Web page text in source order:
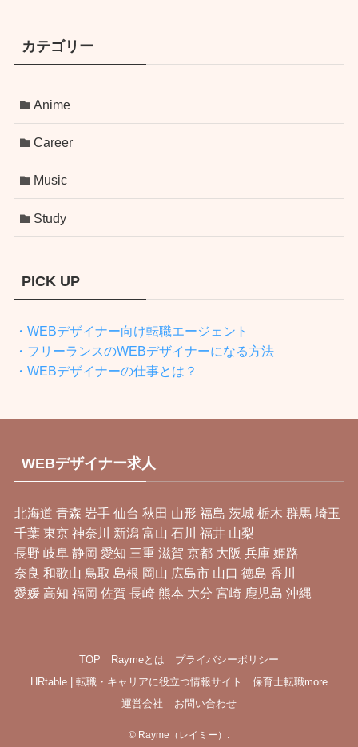
カテゴリー
Anime
Career
Music
Study
PICK UP
・WEBデザイナー向け転職エージェント
・フリーランスのWEBデザイナーになる方法
・WEBデザイナーの仕事とは？
WEBデザイナー求人
北海道 青森 岩手 仙台 秋田 山形 福島 茨城 栃木 群馬 埼玉
千葉 東京 神奈川 新潟 富山 石川 福井 山梨
長野 岐阜 静岡 愛知 三重 滋賀 京都 大阪 兵庫 姫路
奈良 和歌山 鳥取 島根 岡山 広島市 山口 徳島 香川
愛媛 高知 福岡 佐賀 長崎 熊本 大分 宮崎 鹿児島 沖縄
TOP Raymeとは
プライバシーポリシー
HRtable | 転職・キャリアに役立つ情報サイト
保育士転職more
運営会社
お問い合わせ
© Rayme（レイミー）.